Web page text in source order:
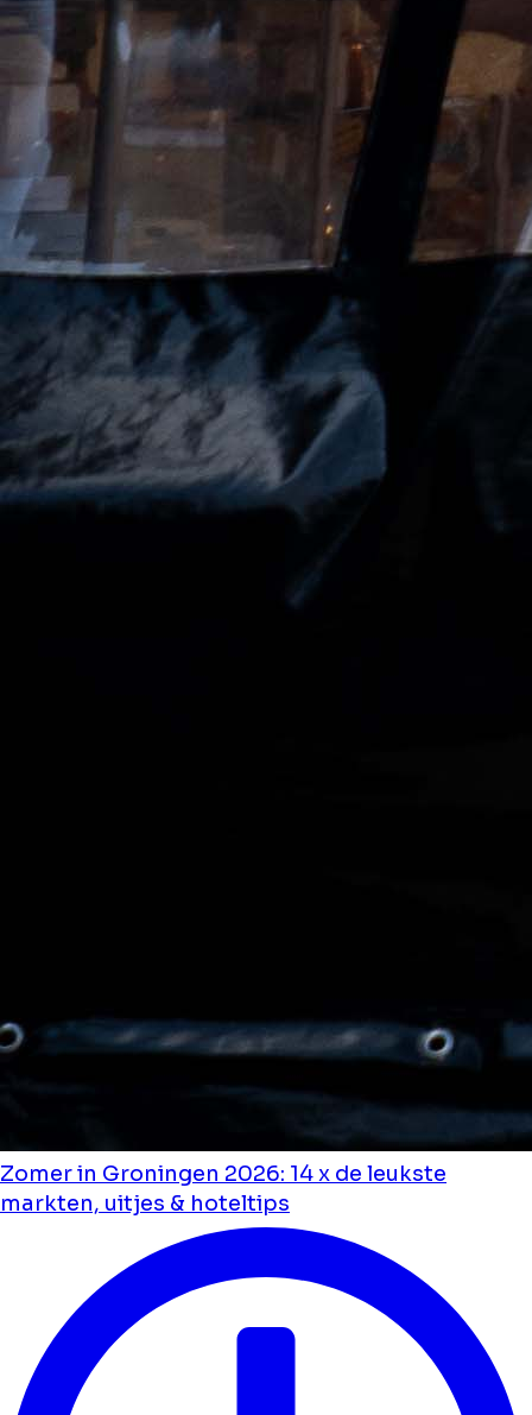
Zomer in Groningen 2026: 14 x de leukste
markten, uitjes & hoteltips